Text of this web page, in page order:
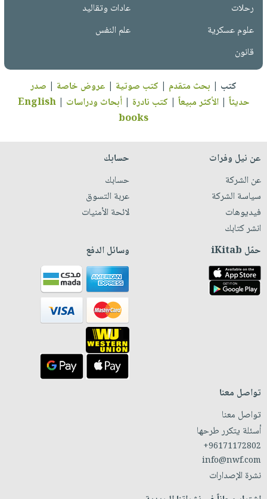
رحلات
عادات وتقاليد
علوم عسكرية
علم النفس
قانون
كتب | بحث متقدم | كتب صوتية | عروض خاصة | صدر
حديثاً |الأكثر مبيعاً | كتب نادرة |أبحاث ودراسات |
English
books
عن نيل وفرات
عن الشركة
سياسة الشركة
فيديوهات
انشر كتابك
حسابك
حسابك
عربة التسوق
لائحة الأمنيات
حمّل iKitab وسائل الدفع
تواصل معنا
تواصل معنا
أسئلة يتكرر طرحها
+96171172802
info@nwf.com
نشرة الإصدارات